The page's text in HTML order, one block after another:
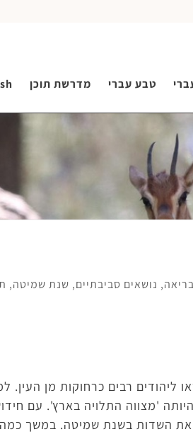
טבע עברי מדרשת תוכן
, נושאים סביבתיים, שנת שמיטה,
רבים כרחוקות מן העין.
'מצווה התלויה בארץ'. עם
את השדות בשנת שמיטה. במשך